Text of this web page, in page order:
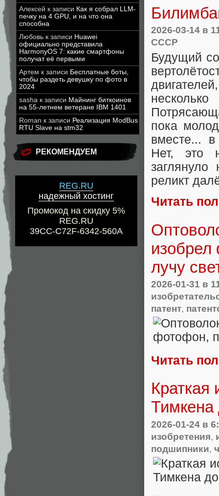
Алексей к записи Как я собрал LLM-
печку на 4 GPU, и на что она
способна
Любовь к записи Huawei
официально представила
HarmonyOS 7: какие смартфоны
получат её первыми
Артем к записи Бесплатные боты,
чтобы раздеть девушку по фото в
2024
sasha к записи Майнинг биткоинов
на 55-летнем ветеране IBM 1401
Roman к записи Реализация ModBus
RTU Slave на stm32
РЕКОМЕНДУЕМ
REG.RU
надежный хостинг
Промокод на скидку 5%
REG.RU
39CC-C72F-6342-560A
2026-03-14 в
СССР
Будущий
пока
вместе...
Нет, это
реликт
Читать
лучу
2026-01-31 в
патент,
Читать
Краткая
Тимкена
2026-01-24 в
изобретения,
подшипники,